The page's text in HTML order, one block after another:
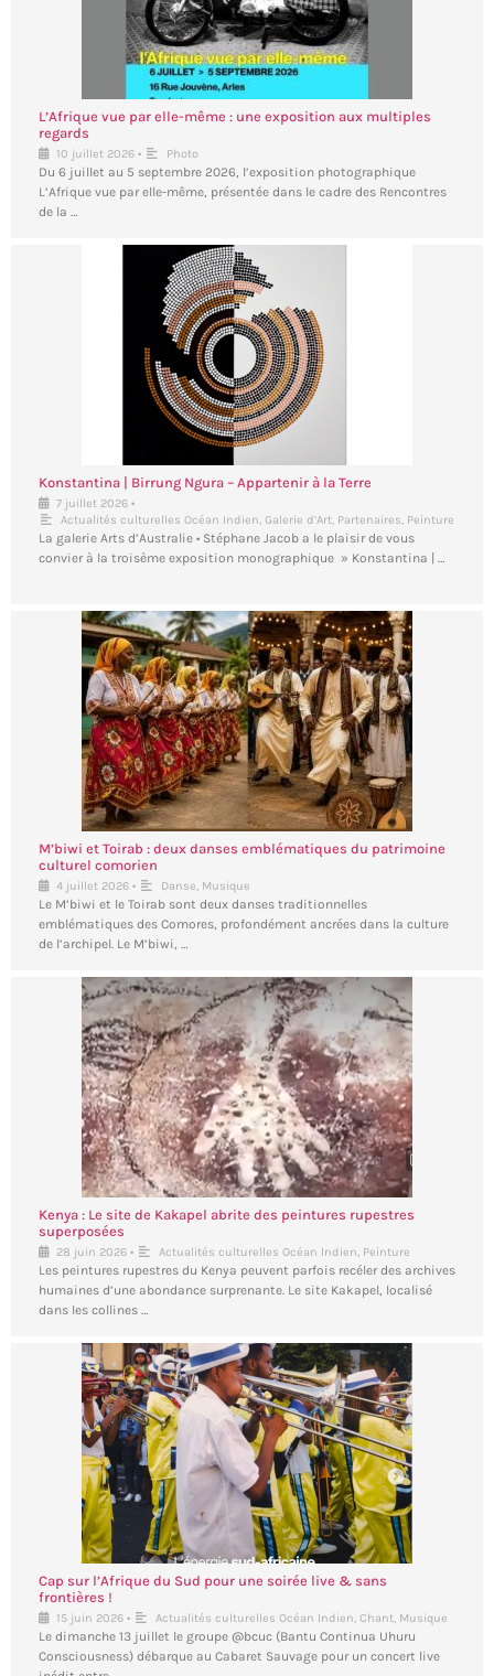
L’Afrique vue par elle-même : une exposition aux multiples
regards
10 juillet 2026 • Photo
Du 6 juillet au 5 septembre 2026, l’exposition photographique
L’Afrique vue par elle-même, présentée dans le cadre des Rencontres
de la …
Konstantina | Birrung Ngura – Appartenir à la Terre
7 juillet 2026 •
Actualités culturelles Océan Indien, Galerie d’Art, Partenaires, Peinture
La galerie Arts d’Australie • Stéphane Jacob a le plaisir de vous
convier à la troisème exposition monographique » Konstantina | …
M’biwi et Toirab : deux danses emblématiques du patrimoine
culturel comorien
4 juillet 2026 • Danse, Musique
Le M’biwi et le Toirab sont deux danses traditionnelles
emblématiques des Comores, profondément ancrées dans la culture
de l’archipel. Le M’biwi, …
Kenya : Le site de Kakapel abrite des peintures rupestres
superposées
28 juin 2026 • Actualités culturelles Océan Indien, Peinture
Les peintures rupestres du Kenya peuvent parfois recéler des archives
humaines d’une abondance surprenante. Le site Kakapel, localisé
dans les collines …
Cap sur l’Afrique du Sud pour une soirée live & sans
frontières !
15 juin 2026 • Actualités culturelles Océan Indien, Chant, Musique
Le dimanche 13 juillet le groupe @bcuc (Bantu Continua Uhuru
Consciousness) débarque au Cabaret Sauvage pour un concert live